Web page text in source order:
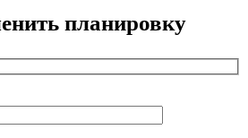
планировку